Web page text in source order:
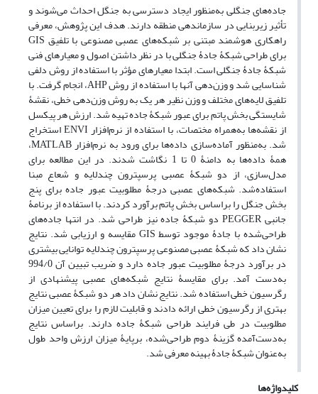
جاده‌های جنگلی به‌منظور ایجاد دسترسی به جنگل احداث می‌شوند و
تأثیر زیربنایی در سازماندهی منطقه دارند. هدف این پژوهش، معرفی
راهکاری هوشمند مبتنی بر شبکه‌های عصبی مصنوعی با تلفیق GIS
برای طراحی شبکۀ جادۀ جنگلی با در نظر داشتن اصول و معیارهای فنی
شبکۀ جادۀ جنگلی است. ابتدا معیارهای مؤثر با استفاده از روش دلفی
شناسایی شد و وزن‌دهی آنها با استفاده از روش AHP، انجام گرفت. با
تلفیق لایه‌های مختلف و وزن نظیر هر یک به روش وزن‌دهی خطی، نقشۀ
شایستگی بخش پاتم برای عبور شبکۀ جاده تهیه شد. ارزش هر پیکسل
از نقشه‌ها به‌همراه مختصات، با استفاده از نرم‌افزار ENVI استخراج
شد. به‌منظور آماده‌سازی داده‌ها برای ورود به نرم‌افزار MATLAB،
همۀ داده‌ها به دامنۀ 0 تا 1 نگاشت شدند. در این مطالعه برای
مدل‌سازی، از دو شبکۀ عصبی پرسپترون چندلایه و شعاع مبنا
استفاده‌شد. شبکه‌های عصبی درجۀ مطلوبیت عبور جاده برای پنج
بخش جنگل را براساس بخش پاتم برآورد کردند. با استفاده از برنامۀ
جانبی PEGGER دو شبکۀ جاده نیز طراحی شد. در انتها جاده‌های
طراحی‌شده با جادۀ موجود توسط GIS مقایسه و ارزیابی شد. نتایج
نشان داد که شبکۀ عصبی مصنوعی پرسپترون چندلایه توانایی بیشتری
در برآورد درجۀ مطلوبیت عبور جاده دارد و ضریب تبیین آن 994/0
به‌دست آمد. برای مقایسۀ نتایج شبکه‌های عصبی پیشنهادی از
رگرسیون خطی استفاده شد. نتایج نشان داد هر دو شبکۀ عصبی نتایج
بهتری از رگرسیون خطی ارائه دادند و قابلیت لازم را برای تعیین میزان
مطلوبیت در طی فرایند طراحی شبکۀ جاده دارند. براساس نتایج
به‌دست‌آمده گزینۀ دوم طراحی‌شده، برپایۀ میزان ارزش واحد طول
به‌عنوان شبکۀ جادۀ بهینه معرفی شد.
کلیدواژه‌ها